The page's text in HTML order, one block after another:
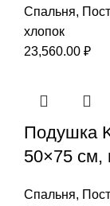
Спальня,
хлопок
23,560.00 ₽
Подушка
50×75 см,
Спальня,